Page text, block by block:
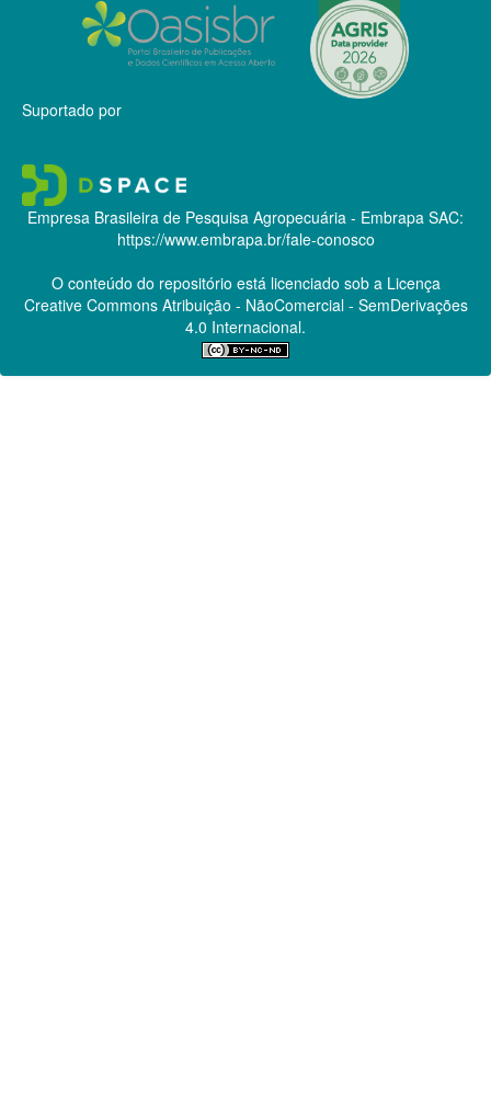
Suportado por
Empresa Brasileira de Pesquisa Agropecuária - Embrapa SAC:
https://www.embrapa.br/fale-conosco
O conteúdo do repositório está licenciado sob a Licença
Creative CommonsAtribuição - NãoComercial - SemDerivações
4.0 Internacional.